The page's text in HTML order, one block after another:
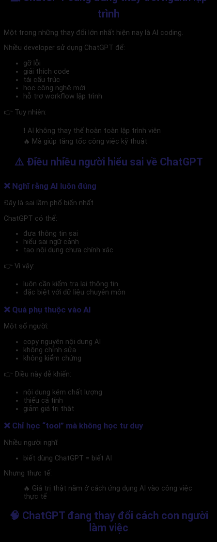
trình
Một trong những thay đổi lớn nhất hiện nay là AI coding.
Nhiều developer sử dụng ChatGPT để:
gỡ lỗi
giải thích code
tái cấu trúc
học công nghệ mới
hỗ trợ workflow lập trình
👉 Tuy nhiên:
❗ AI không thay thế hoàn toàn lập trình viên
🔥 Mà giúp tăng tốc công việc kỹ thuật
⚠️ Điều nhiều người hiểu sai về ChatGPT
❌ Nghĩ rằng AI luôn đúng
Đây là sai lầm phổ biến nhất.
ChatGPT có thể:
đưa thông tin sai
hiểu sai ngữ cảnh
tạo nội dung chưa chính xác
👉 Vì vậy:
luôn cần kiểm tra lại thông tin
đặc biệt với dữ liệu chuyên môn
❌ Quá phụ thuộc vào AI
Một số người:
copy nguyên nội dung AI
không chỉnh sửa
không kiểm chứng
👉 Điều này dễ khiến:
nội dung kém chất lượng
thiếu cá tính
giảm giá trị thật
❌ Chỉ học “tool” mà không học tư duy
Nhiều người nghĩ:
biết dùng ChatGPT = biết AI
Nhưng thực tế:
🔥 Giá trị thật nằm ở cách ứng dụng AI vào công việc
thực tế
🧠 ChatGPT đang thay đổi cách con người
làm việc